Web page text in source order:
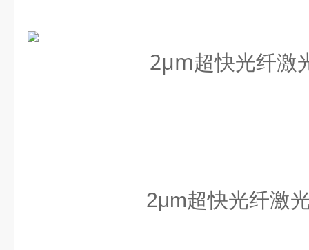
2μm超快光纤激